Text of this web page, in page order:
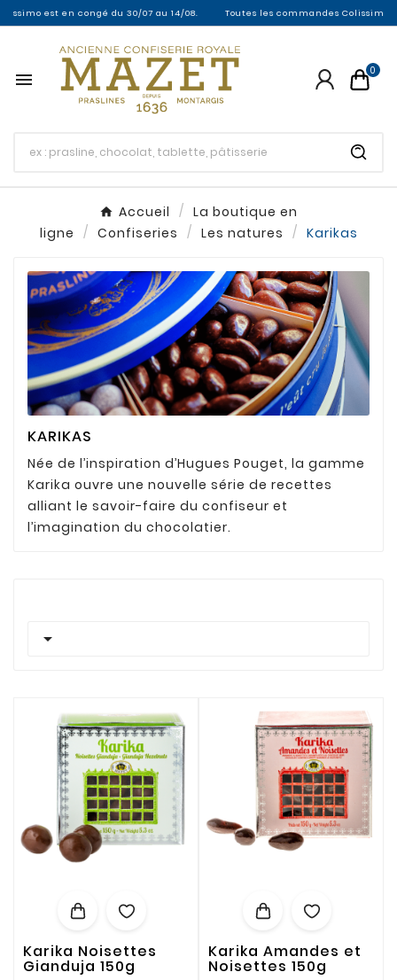
est en congé du 30/07 au 14/08. Toutes les commandes Colissimo
 0
Accueil
La boutique en
ligne
Confiseries Les natures Karikas
KARIKAS
Née de l’inspiration d’Hugues Pouget, la gamme
Karika ouvre une nouvelle série de recettes
alliant le savoir-faire du confiseur et
l’imagination du chocolatier.

Karika Noisettes
Gianduja 150g
Karika Amandes et
Noisettes 150g